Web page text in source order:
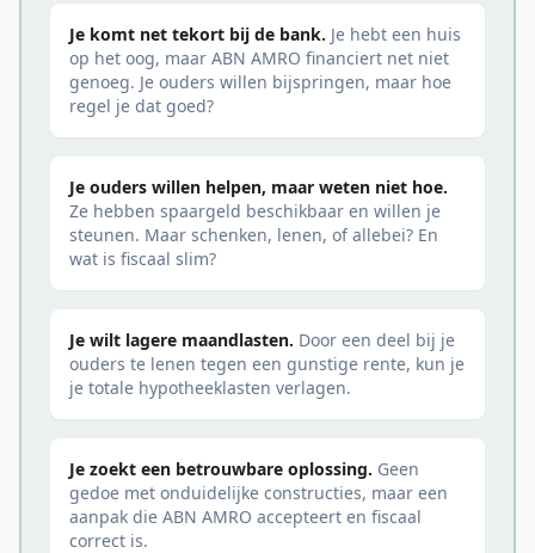
Je komt net tekort bij de bank. Je hebt een huis
op het oog, maar ABN AMRO financiert net niet
genoeg. Je ouders willen bijspringen, maar hoe
regel je dat goed?
Je ouders willen helpen, maar weten niet hoe.
Ze hebben spaargeld beschikbaar en willen je
steunen. Maar schenken, lenen, of allebei? En
wat is fiscaal slim?
Je wilt lagere maandlasten. Door een deel bij je
ouders te lenen tegen een gunstige rente, kun je
je totale hypotheeklasten verlagen.
Je zoekt een betrouwbare oplossing. Geen
gedoe met onduidelijke constructies, maar een
aanpak die ABN AMRO accepteert en fiscaal
correct is.